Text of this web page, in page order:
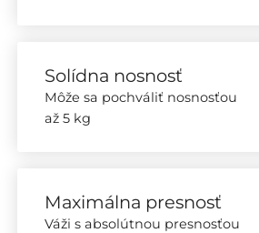
Solídna nosnosť
Môže sa pochváliť nosnosťou
až 5 kg
Maximálna presnosť
Váži s absolútnou presnosťou